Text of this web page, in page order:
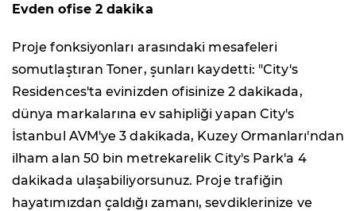
Evden ofise 2 dakika
Proje fonksiyonları arasındaki mesafeleri
somutlaştıran Toner, şunları kaydetti: "City's
Residences'ta evinizden ofisinize 2 dakikada,
dünya markalarına ev sahipliği yapan City's
İstanbul AVM'ye 3 dakikada, Kuzey Ormanları'ndan
ilham alan 50 bin metrekarelik City's Park'a 4
dakikada ulaşabiliyorsunuz. Proje trafiğin
hayatımızdan çaldığı zamanı, sevdiklerinize ve